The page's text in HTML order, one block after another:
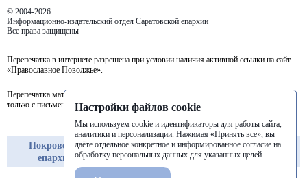
© 2004-2026
Информационно-издательский отдел Саратовской епархии
Все права защищены
Перепечатка в интернете разрешена при условии наличия активной ссылки на сайт
«Православное Поволжье».
Перепечатка материалов портала в печатных изданиях (книгах, прессе) возможна
только с письменного разрешения редакции.
Покровская
епархия
Балашовская
епархия
Балаковская
епархия
Настройки файлов cookie
Мы используем cookie и идентификаторы для работы сайта,
аналитики и персонализации. Нажимая «Принять все», вы
даёте отдельное конкретное и информированное согласие на
обработку персональных данных для указанных целей.